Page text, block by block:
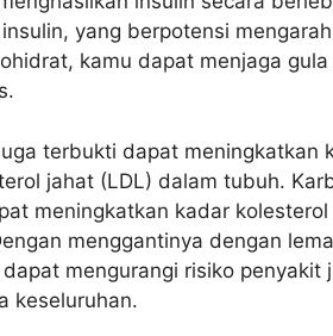
yang berpotensi
kamu dapat menjaga
terbukti dapat meningkatkan
jahat (LDL) dalam tubuh.
meningkatkan kadar
menggantinya dengan
mengurangi risiko penyakit
keseluruhan.